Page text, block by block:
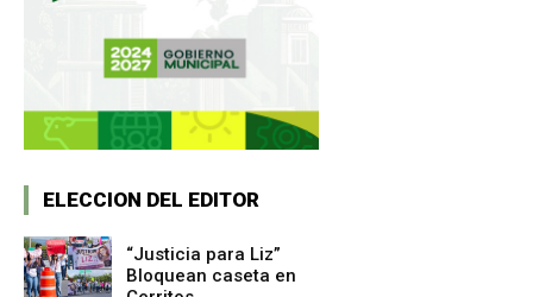
ELECCION DEL EDITOR
“Justicia para Liz”
Bloquean caseta en